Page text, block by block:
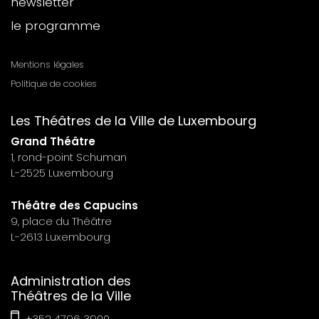
footer
n°6
le programme
Menu
n°7
Mentions légales
Politique de cookies
Les Théâtres de la Ville de Luxembourg
Grand Théâtre
1, rond-point Schuman
L-2525 Luxembourg
Théâtre des Capucins
9, place du Théâtre
L-2613 Luxembourg
Administration des
Théâtres de la Ville